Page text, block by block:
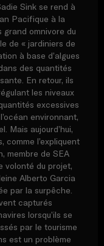
Sink se rend à
Pacifique à la
grand omnivore du
de « jardiniers de
à base d’algues
des quantités
En retour, ils
les niveaux
excessives
environnant,
Mais aujourd’hui,
comme l’expliquent
membre de SEA
volonté du projet,
Alberto Garcia
par la surpêche.
capturés
lorsqu’ils se
par le tourisme
est un problème